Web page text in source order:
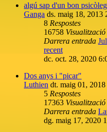
algú sap d'un bon
Ganga ds. maig 18, 2013
8 Respostes
16758 Visualització
Darrera entrada
recent
dc. oct. 28, 2020
Dos anys i "picar"
Luthien dt. maig 01,
5 Respostes
17363 Visualització
Darrera entrada
dg. maig 17, 2020